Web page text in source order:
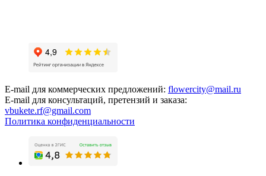
E-mail для коммерческих предложений: flowercity@mail.ru
E-mail для консультаций, претензий и заказа:
vbukete.rf@gmail.com
Политика конфиденциальности